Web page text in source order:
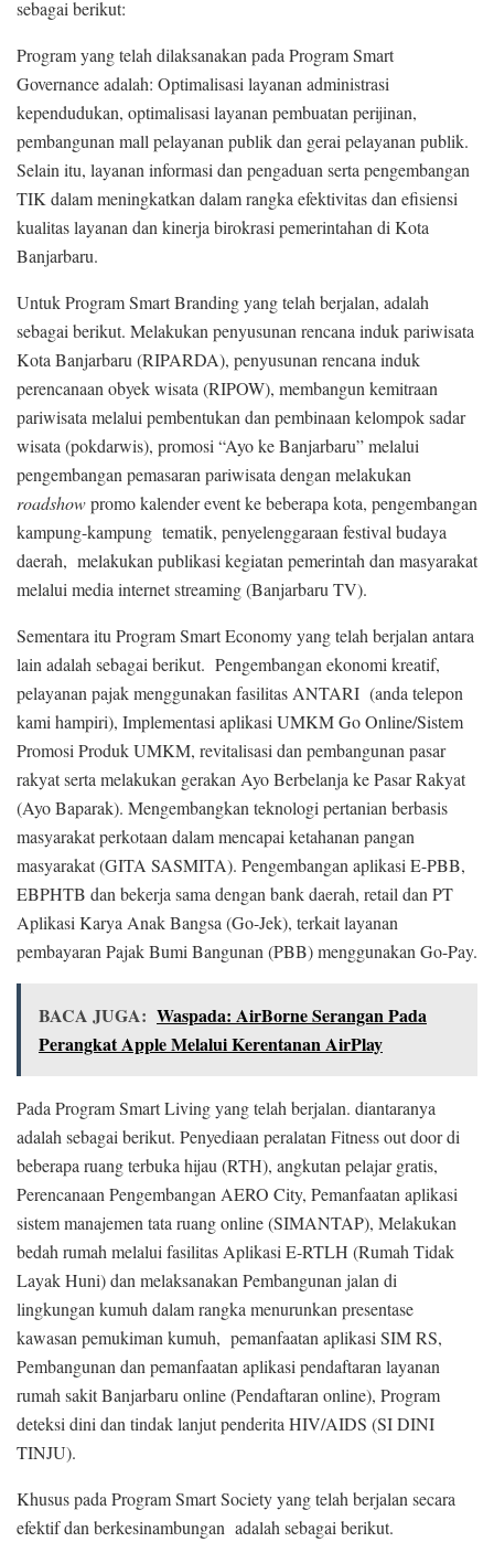
sebagai berikut:
Program yang telah dilaksanakan pada Program Smart
Governance adalah: Optimalisasi layanan administrasi
kependudukan, optimalisasi layanan pembuatan perijinan,
pembangunan mall pelayanan publik dan gerai pelayanan publik.
Selain itu, layanan informasi dan pengaduan serta pengembangan
TIK dalam meningkatkan dalam rangka efektivitas dan efisiensi
kualitas layanan dan kinerja birokrasi pemerintahan di Kota
Banjarbaru.
Untuk Program Smart Branding yang telah berjalan, adalah
sebagai berikut. Melakukan penyusunan rencana induk pariwisata
Kota Banjarbaru (RIPARDA), penyusunan rencana induk
perencanaan obyek wisata (RIPOW), membangun kemitraan
pariwisata melalui pembentukan dan pembinaan kelompok sadar
wisata (pokdarwis), promosi “Ayo ke Banjarbaru” melalui
pengembangan pemasaran pariwisata dengan melakukan
roadshowpromo kalender event ke beberapa kota, pengembangan
kampung-kampung tematik, penyelenggaraan festival budaya
daerah, melakukan publikasi kegiatan pemerintah dan masyarakat
melalui media internet streaming (Banjarbaru TV).
Sementara itu Program Smart Economy yang telah berjalan antara
lain adalah sebagai berikut. Pengembangan ekonomi kreatif,
pelayanan pajak menggunakan fasilitas ANTARI (anda telepon
kami hampiri), Implementasi aplikasi UMKM Go Online/Sistem
Promosi Produk UMKM, revitalisasi dan pembangunan pasar
rakyat serta melakukan gerakan Ayo Berbelanja ke Pasar Rakyat
(Ayo Baparak). Mengembangkan teknologi pertanian berbasis
masyarakat perkotaan dalam mencapai ketahanan pangan
masyarakat (GITA SASMITA). Pengembangan aplikasi E-PBB,
EBPHTB dan bekerja sama dengan bank daerah, retail dan PT
Aplikasi Karya Anak Bangsa (Go-Jek), terkait layanan
pembayaran Pajak Bumi Bangunan (PBB) menggunakan Go-Pay.
BACA JUGA: Waspada: AirBorne Serangan Pada
Perangkat Apple Melalui Kerentanan AirPlay
Pada Program Smart Living yang telah berjalan. diantaranya
adalah sebagai berikut. Penyediaan peralatan Fitness out door di
beberapa ruang terbuka hijau (RTH), angkutan pelajar gratis,
Perencanaan Pengembangan AERO City, Pemanfaatan aplikasi
sistem manajemen tata ruang online (SIMANTAP), Melakukan
bedah rumah melalui fasilitas Aplikasi E-RTLH (Rumah Tidak
Layak Huni) dan melaksanakan Pembangunan jalan di
lingkungan kumuh dalam rangka menurunkan presentase
kawasan pemukiman kumuh, pemanfaatan aplikasi SIM RS,
Pembangunan dan pemanfaatan aplikasi pendaftaran layanan
rumah sakit Banjarbaru online (Pendaftaran online), Program
deteksi dini dan tindak lanjut penderita HIV/AIDS (SI DINI
TINJU).
Khusus pada Program Smart Society yang telah berjalan secara
efektif dan berkesinambungan adalah sebagai berikut.